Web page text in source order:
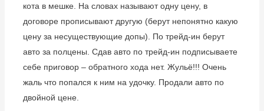
кота в мешке. На словах называют одну цену, в
договоре прописывают другую (берут непонятно какую
цену за несуществующие допы). По трейд-ин берут
авто за полцены. Сдав авто по трейд-ин подписываете
себе приговор – обратного хода нет. Жульё!!! Очень
жаль что попался к ним на удочку. Продали авто по
двойной цене.